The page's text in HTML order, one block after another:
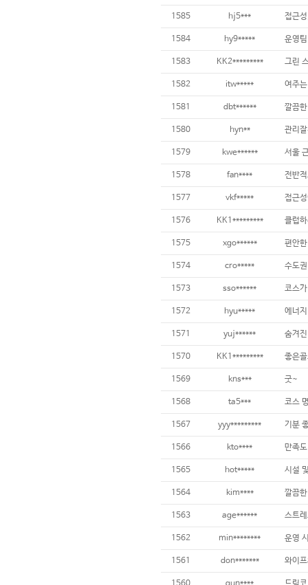
1585 hj5***
1584 hy9***** 운영
1583 KK2*********
1582 itw*****
1581 dbt****** 깔끔
1580 hyn** 관리
1579 kwe****** 서울
1578 fan****
1577 vkf*****
1576 KK1*********
1575 xgo****** 편안
1574 cro*****
1573 sso****** 코스
1572 hyu***** 에너
1571 yuj****** 숨겨
1570 KK1*********
1569 kns*** 굿~
1568 ta5***
1567 yyy********* 기분
1566 kto**** 만족
1565 hot*****
1564 kim****
1563 age****** 스트
1562 min********
1561 don*******